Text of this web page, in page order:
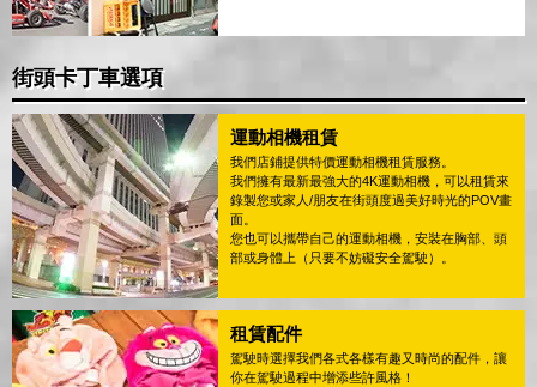
街頭卡丁車選項
運動相機租賃
我們店鋪提供特價運動相機租賃服務。
我們擁有最新最強大的4K運動相機，可以租賃來
錄製您或家人/朋友在街頭度過美好時光的POV畫
面。
您也可以攜帶自己的運動相機，安裝在胸部、頭
部或身體上（只要不妨礙安全駕駛）。
租賃配件
駕駛時選擇我們各式各樣有趣又時尚的配件，讓
你在駕駛過程中增添些許風格！